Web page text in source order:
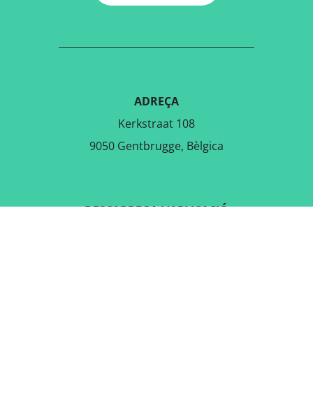
ADREÇA
Kerkstraat 108
9050 Gentbrugge, Bèlgica
DESCARREGA L'APLICACIÓ